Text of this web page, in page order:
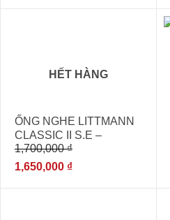
HẾT HÀNG
ỐNG NGHE LITTMANN
CLASSIC II S.E –
BURGUNDY 2211
1,700,000₫
1,650,000 ₫